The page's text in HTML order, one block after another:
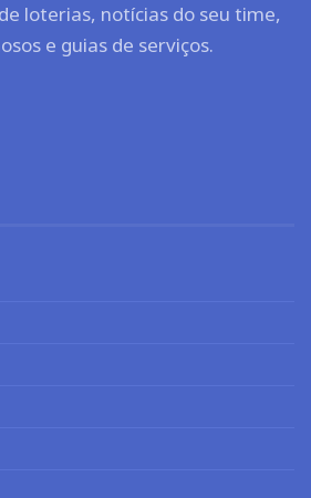
loterias, notícias do seu time,
e guias de serviços.